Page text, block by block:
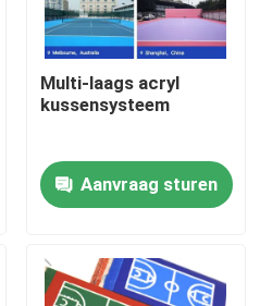
Multi-laags acryl
kussensysteem
Aanvraag sturen